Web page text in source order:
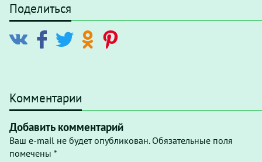
Поделиться
Комментарии
Добавить комментарий
Ваш e-mail не будет опубликован. Обязательные поля
помечены *